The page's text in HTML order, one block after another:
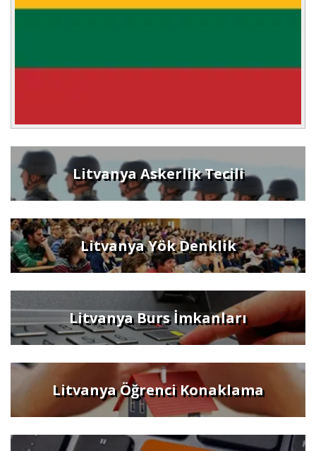
Litvanya Askerlik Tecili
Litvanya Yök Denklik
Litvanya Burs İmkanları
Litvanya Öğrenci Konaklama